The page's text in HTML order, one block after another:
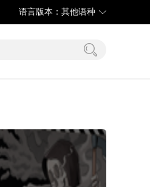
语言版本：其他语种